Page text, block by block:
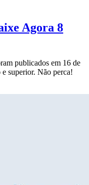
Agora 8
publicados em 16 de
superior. Não perca!